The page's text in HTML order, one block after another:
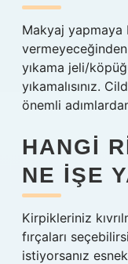
Makyaj
yıkama jeli/
yıkamalısınız.
önemli
HANGI
NE IŞE
Kirpikleriniz
fırçaları
istiyorsanız